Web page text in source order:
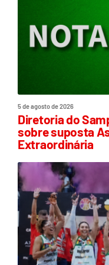
5 de agosto de 2026
Diretoria do
sobre suposta
Extraordinária